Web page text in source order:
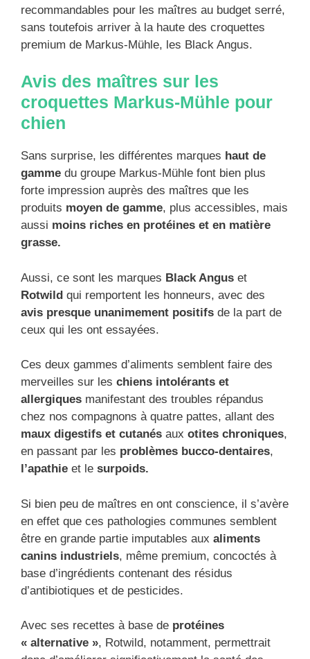
recommandables pour les maîtres au budget serré,
sans toutefois arriver à la haute des croquettes
premium de Markus-Mühle, les Black Angus.
Avis des maîtres sur les
croquettes Markus-Mühle pour
chien
Sans surprise, les différentes marques haut de
gamme du groupe Markus-Mühle font bien plus
forte impression auprès des maîtres que les
produits moyen de gamme, plus accessibles, mais
aussi moins riches en protéines et en matière
grasse.
Aussi, ce sont les marques Black Angus et
Rotwild qui remportent les honneurs, avec des
avis presque unanimement positifs de la part de
ceux qui les ont essayées.
Ces deux gammes d’aliments semblent faire des
merveilles sur les chiens intolérants et
allergiques manifestant des troubles répandus
chez nos compagnons à quatre pattes, allant des
maux digestifs et cutanés aux otites chroniques,
en passant par les problèmes bucco-dentaires,
l’apathie et le surpoids.
Si bien peu de maîtres en ont conscience, il s’avère
en effet que ces pathologies communes semblent
être en grande partie imputables aux aliments
canins industriels, même premium, concoctés à
base d’ingrédients contenant des résidus
d’antibiotiques et de pesticides.
Avec ses recettes à base de protéines
« alternative », Rotwild, notamment, permettrait